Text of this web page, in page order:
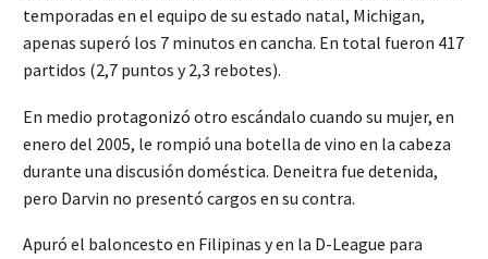
temporadas en el equipo de su estado natal, Michigan,
apenas superó los 7 minutos en cancha. En total fueron 417
partidos (2,7 puntos y 2,3 rebotes).
En medio protagonizó otro escándalo cuando su mujer, en
enero del 2005, le rompió una botella de vino en la cabeza
durante una discusión doméstica. Deneitra fue detenida,
pero Darvin no presentó cargos en su contra.
Apuró el baloncesto en Filipinas y en la D-League para